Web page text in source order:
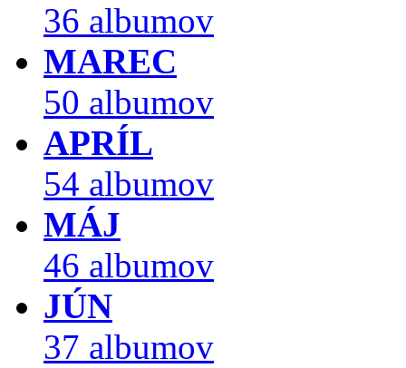
36 albumov
MAREC
50 albumov
APRÍL
54 albumov
MÁJ
46 albumov
JÚN
37 albumov